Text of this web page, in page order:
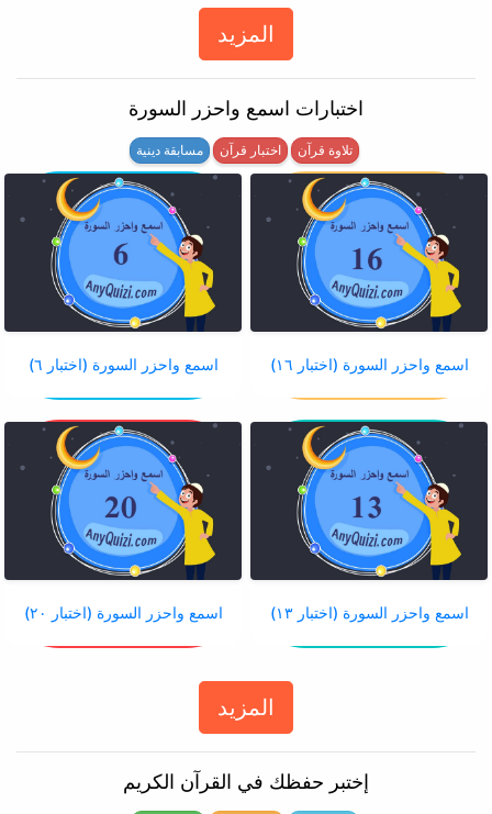
المزيد
اختبارات اسمع واحزر السورة
مسابقة دينية اختبار قرآن تلاوة قرآن
اسمع واحزر السورة (اختبار ٦) اسمع واحزر السورة (اختبار ١٦)
اسمع واحزر السورة (اختبار ٢٠) اسمع واحزر السورة (اختبار ١٣)
المزيد
إختبر حفظك في القرآن الكريم